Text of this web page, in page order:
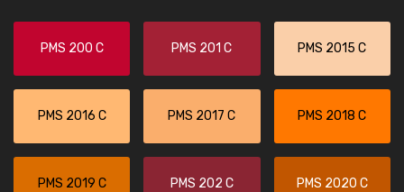
PMS 200 C PMS 201 C PMS 2015 C
PMS 2016 C PMS 2017 C PMS 2018 C
PMS 2019 C PMS 202 C PMS 2020 C